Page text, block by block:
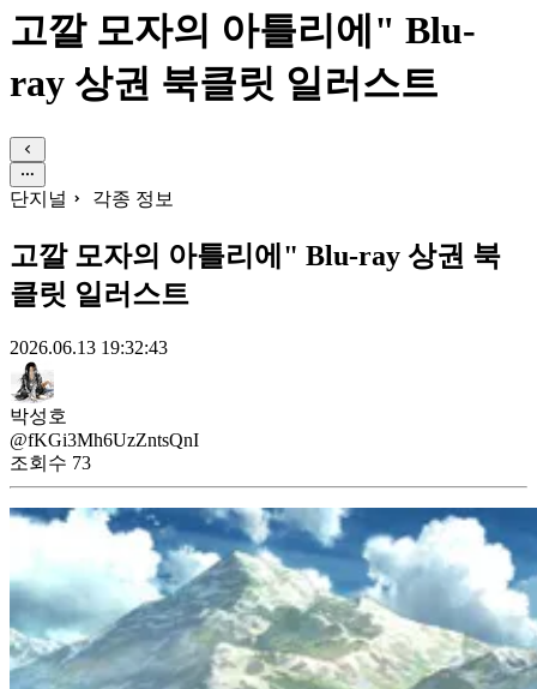
고깔 모자의 아틀리에" Blu-
ray 상권 북클릿 일러스트
단지널 각종 정보
고깔 모자의 아틀리에" Blu-ray 상권 북
클릿 일러스트
2026.06.13 19:32:43
박성호
@fKGi3Mh6UzZntsQnI
조회수 73